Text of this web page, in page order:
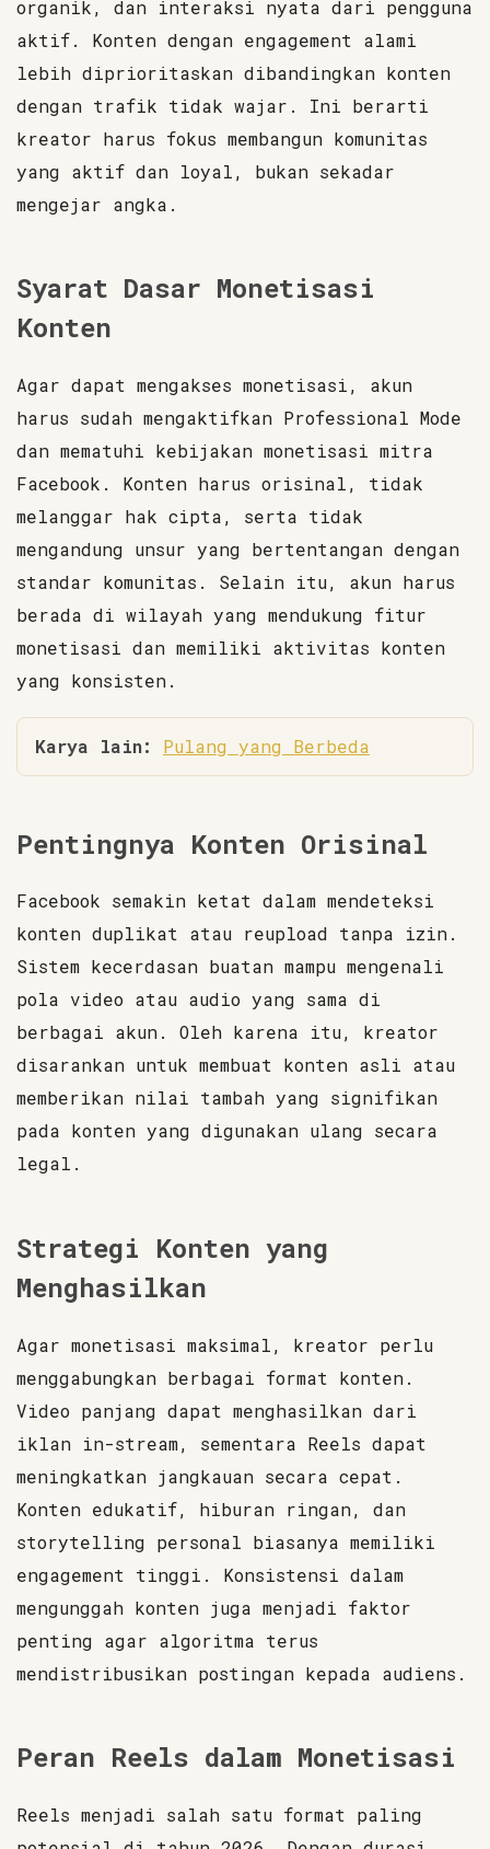
organik, dan interaksi nyata dari pengguna
aktif. Konten dengan engagement alami
lebih diprioritaskan dibandingkan konten
dengan trafik tidak wajar. Ini berarti
kreator harus fokus membangun komunitas
yang aktif dan loyal, bukan sekadar
mengejar angka.
Syarat Dasar Monetisasi
Konten
Agar dapat mengakses monetisasi, akun
harus sudah mengaktifkan Professional Mode
dan mematuhi kebijakan monetisasi mitra
Facebook. Konten harus orisinal, tidak
melanggar hak cipta, serta tidak
mengandung unsur yang bertentangan dengan
standar komunitas. Selain itu, akun harus
berada di wilayah yang mendukung fitur
monetisasi dan memiliki aktivitas konten
yang konsisten.
Karya lain: Pulang yang Berbeda
Pentingnya Konten Orisinal
Facebook semakin ketat dalam mendeteksi
konten duplikat atau reupload tanpa izin.
Sistem kecerdasan buatan mampu mengenali
pola video atau audio yang sama di
berbagai akun. Oleh karena itu, kreator
disarankan untuk membuat konten asli atau
memberikan nilai tambah yang signifikan
pada konten yang digunakan ulang secara
legal.
Strategi Konten yang
Menghasilkan
Agar monetisasi maksimal, kreator perlu
menggabungkan berbagai format konten.
Video panjang dapat menghasilkan dari
iklan in-stream, sementara Reels dapat
meningkatkan jangkauan secara cepat.
Konten edukatif, hiburan ringan, dan
storytelling personal biasanya memiliki
engagement tinggi. Konsistensi dalam
mengunggah konten juga menjadi faktor
penting agar algoritma terus
mendistribusikan postingan kepada audiens.
Peran Reels dalam Monetisasi
Reels menjadi salah satu format paling